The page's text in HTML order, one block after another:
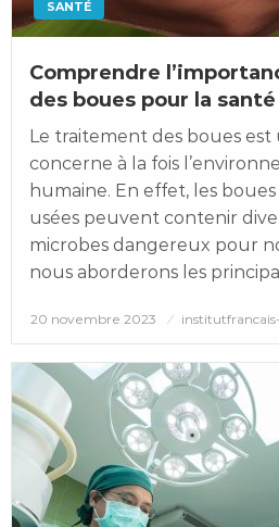
SANTÉ
Comprendre
des boues pour la santé
Le traitement des boues
concerne à la fois
humaine. En effet, les boues
usées peuvent contenir
microbes dangereux pour
nous aborderons les
Posted
20 novembre 2023